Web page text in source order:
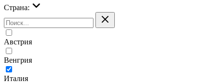
Страна:
Австрия
Венгрия
Италия